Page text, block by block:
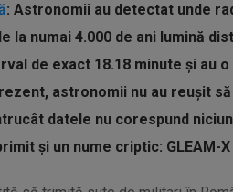
: Astronomii au detectat unde
la numai 4.000 de ani lumină
de exact 18.18 minute și au
astronomii nu au reușit
datele nu corespund
și un nume criptic: GLEAM-